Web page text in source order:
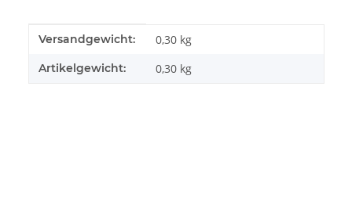
Produkteigenschaft
Wert
Versandgewicht: 0,30 kg
Artikelgewicht: 0,30 kg